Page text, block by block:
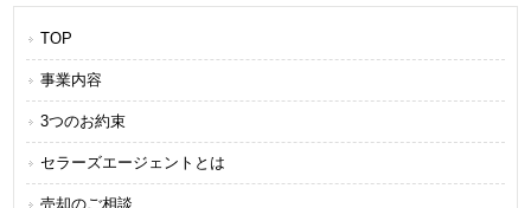
TOP
事業内容
3つのお約束
セラーズエージェントとは
売却のご相談